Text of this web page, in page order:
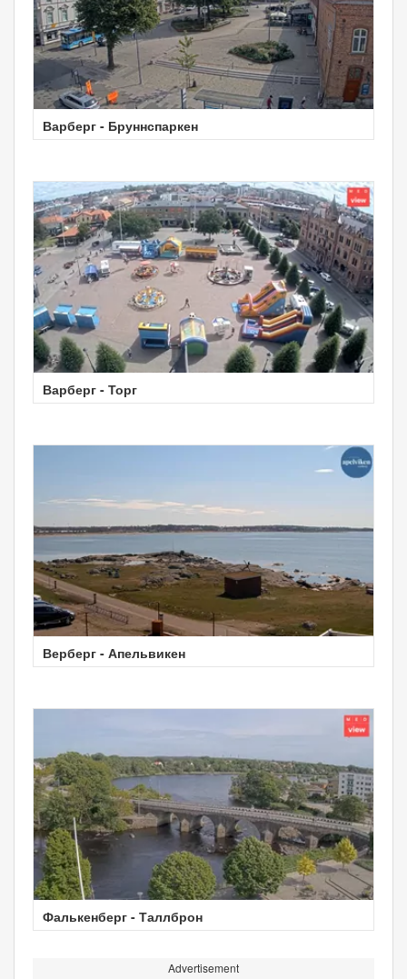
Варберг - Бруннспаркен
Варберг - Торг
Верберг - Апельвикен
Фалькенберг - Таллброн
Advertisement